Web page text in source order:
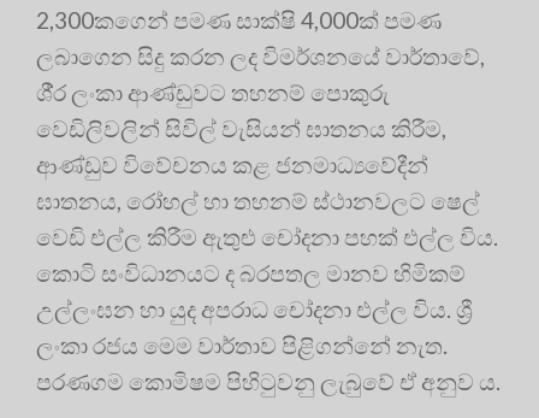
2,300කගෙන් පමණ සාක්ෂි 4,000ක් පමණ
ලබාගෙන සිදු කරන ලද විමර්ශනයේ වාර්තාවේ,
ශී‍්‍ර ලංකා ආණ්ඩුවට තහනම් පොකුරු
වෙඩිලිවලින් සිවිල් වැසියන් ඝාතනය කිරීම,
ආණ්ඩුව විවේචනය කළ ජනමාධ්‍යවේදීන්
ඝාතනය, රෝහල් හා තහනම් ස්ථානවලට ෂෙල්
වෙඩි එල්ල කිරීම ඇතුළු චෝදනා පහක් එල්ල විය.
කොටි සංවිධානයට ද බරපතල මානව හිමිකම්
උල්ලංඝන හා යුද අපරාධ චෝදනා එල්ල විය. ශ්‍රී
ලංකා රජය මෙම වාර්තාව පිළිගන්නේ නැත.
පරණගම කොමිෂම පිහිටුවනු ලැබුවේ ඒ අනුව ය.